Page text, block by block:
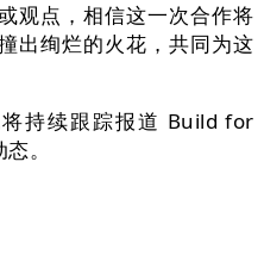
点，相信这一次合作将
出绚烂的火花，共同为这
持续跟踪报道 Build for
。